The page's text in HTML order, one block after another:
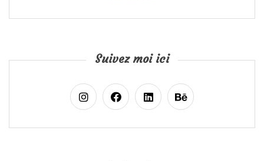
Suivez moi ici